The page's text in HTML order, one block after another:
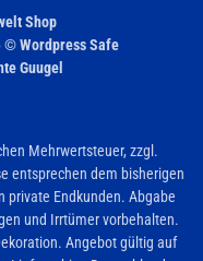
Shop
©Wordpress Safe
Guugel
Mehrwertsteuer, zzgl.
entsprechen dem bisherigen
private Endkunden. Abgabe
und Irrtümer vorbehalten.
Angebot gültig auf